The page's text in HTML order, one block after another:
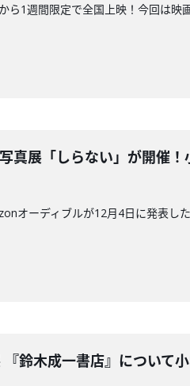
1週間限定で全国上映！今回は映
真展「しらない」が開催
オーディブルが12月4日に発表し
鈴木成一書店』について